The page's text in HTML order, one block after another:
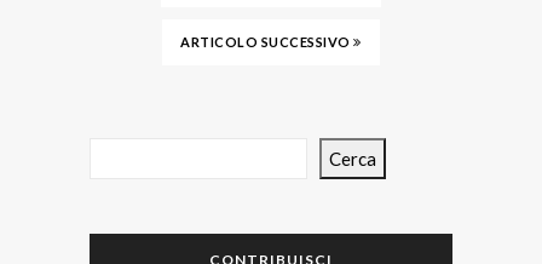
ARTICOLO SUCCESSIVO
Cerca
CONTRIBUISCI